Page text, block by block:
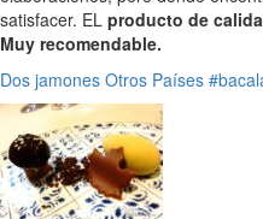
satisfacer. EL producto de
Muy recomendable.
Dos jamones Otros Países